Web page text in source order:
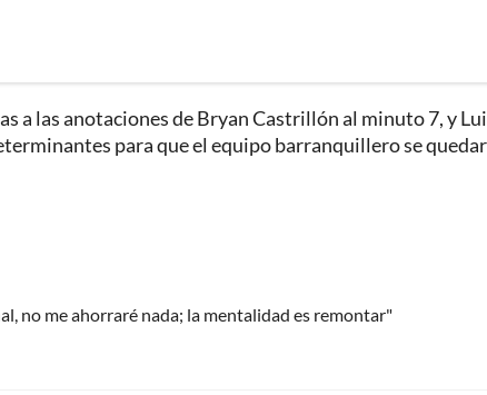
a las anotaciones de Bryan Castrillón al minuto 7, y
para que el equipo barranquillero se
no me ahorraré nada; la mentalidad es remontar"